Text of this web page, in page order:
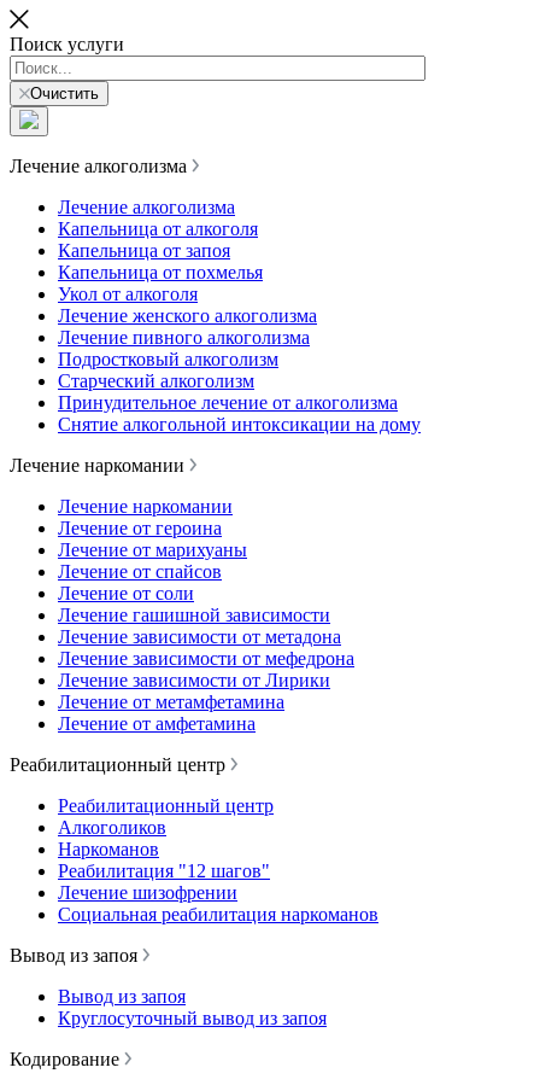
Поиск услуги
Очистить
Лечение алкоголизма
Лечение алкоголизма
Капельница от алкоголя
Капельница от запоя
Капельница от похмелья
Укол от алкоголя
Лечение женского алкоголизма
Лечение пивного алкоголизма
Подростковый алкоголизм
Старческий алкоголизм
Принудительное лечение от алкоголизма
Снятие алкогольной интоксикации на дому
Лечение наркомании
Лечение наркомании
Лечение от героина
Лечение от марихуаны
Лечение от спайсов
Лечение от соли
Лечение гашишной зависимости
Лечение зависимости от метадона
Лечение зависимости от мефедрона
Лечение зависимости от Лирики
Лечение от метамфетамина
Лечение от амфетамина
Реабилитационный центр
Реабилитационный центр
Алкоголиков
Наркоманов
Реабилитация "12 шагов"
Лечение шизофрении
Социальная реабилитация наркоманов
Вывод из запоя
Вывод из запоя
Круглосуточный вывод из запоя
Кодирование